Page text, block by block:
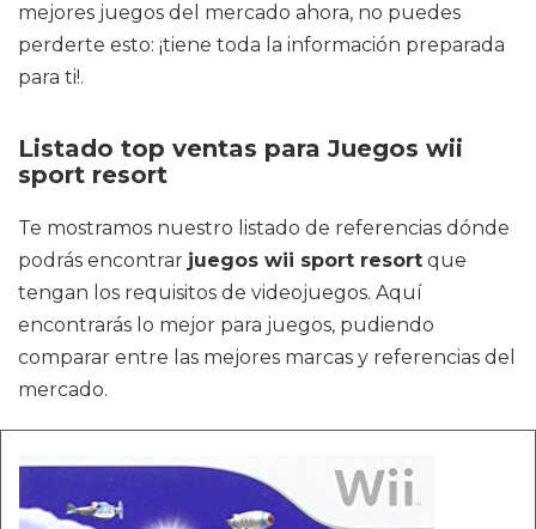
mejores juegos del mercado ahora, no puedes
perderte esto: ¡tiene toda la información preparada
para ti!.
Listado top ventas para Juegos wii
sport resort
Te mostramos nuestro listado de referencias dónde
podrás encontrar juegos wii sport resort que
tengan los requisitos de videojuegos. Aquí
encontrarás lo mejor para juegos, pudiendo
comparar entre las mejores marcas y referencias del
mercado.